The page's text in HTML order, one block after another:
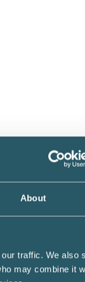
About
traffic. We also
may combine it